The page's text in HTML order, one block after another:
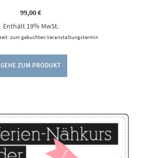
99,00€
Enthält 19% MwSt.
zum gebuchten Veranstaltungstermin
GEHE ZUM PRODUKT